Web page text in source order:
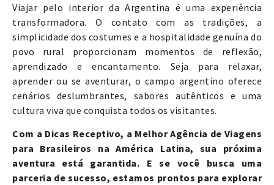
Viajar pelo interior da Argentina é uma experiência
transformadora. O contato com as tradições, a
simplicidade dos costumes e a hospitalidade genuína do
povo rural proporcionam momentos de reflexão,
aprendizado e encantamento. Seja para relaxar,
aprender ou se aventurar, o campo argentino oferece
cenários deslumbrantes, sabores autênticos e uma
cultura viva que conquista todos os visitantes.
Com a Dicas Receptivo, a Melhor Agência de Viagens
para Brasileiros na América Latina, sua próxima
aventura está garantida. E se você busca uma
parceria de sucesso, estamos prontos para explorar